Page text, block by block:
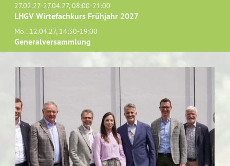
27.02.27-27.04.27, 08:00-21:00
LHGV Wirtefachkurs Frühjahr 2027
Mo.. 12.04.27, 14:30-19:00
Generalversammlung